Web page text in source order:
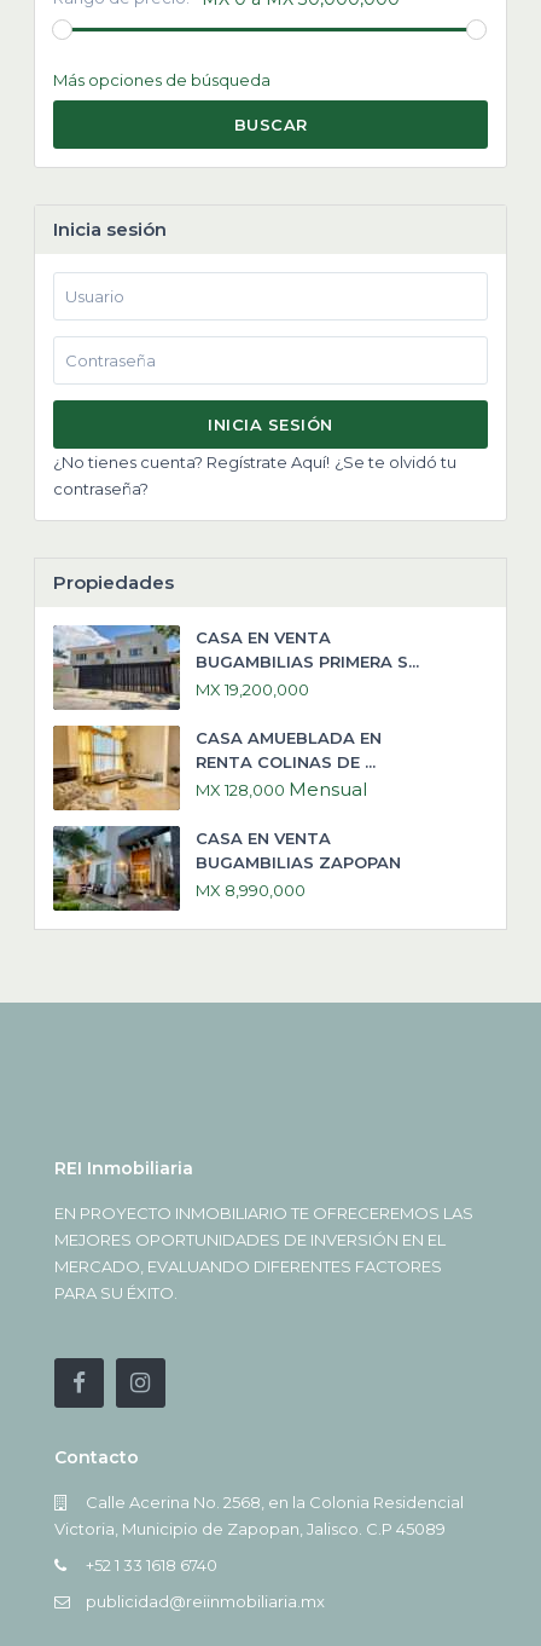
Más opciones de búsqueda
BUSCAR
Inicia sesión
INICIA SESIÓN
¿No tienes cuenta? Regístrate Aquí! ¿Se te olvidó tu
contraseña?
Propiedades
CASA EN VENTA
BUGAMBILIAS PRIMERA S...
MX 19,200,000
CASA AMUEBLADA EN
RENTA COLINAS DE ...
MX 128,000 Mensual
CASA EN VENTA
BUGAMBILIAS ZAPOPAN
MX 8,990,000
REI Inmobiliaria
EN PROYECTO INMOBILIARIO TE OFRECEREMOS LAS
MEJORES OPORTUNIDADES DE INVERSIÓN EN EL
MERCADO, EVALUANDO DIFERENTES FACTORES
PARA SU ÉXITO.
Contacto
Calle Acerina No. 2568, en la Colonia Residencial
Victoria, Municipio de Zapopan, Jalisco. C.P 45089
+52 1 33 1618 6740
publicidad@reiinmobiliaria.mx